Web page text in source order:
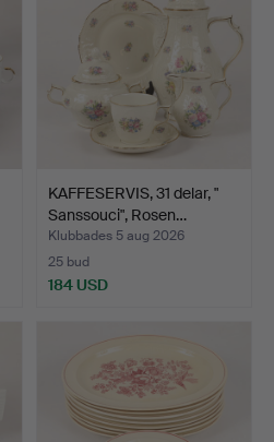
KAFFESERVIS, 31 delar, "
Sanssouci", Rosen…
Klubbades 5 aug 2026
25 bud
184 USD